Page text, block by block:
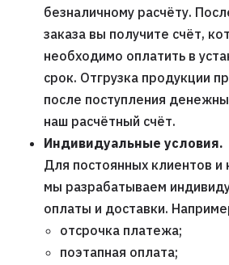
безналичному расчёту.
заказа вы получите счёт,
необходимо оплатить в
срок. Отгрузка продукции
после поступления
наш расчётный счёт.
Индивидуальные условия.
Для постоянных клиентов и
мы разрабатываем
оплаты и доставки.
отсрочка платежа;
поэтапная оплата;